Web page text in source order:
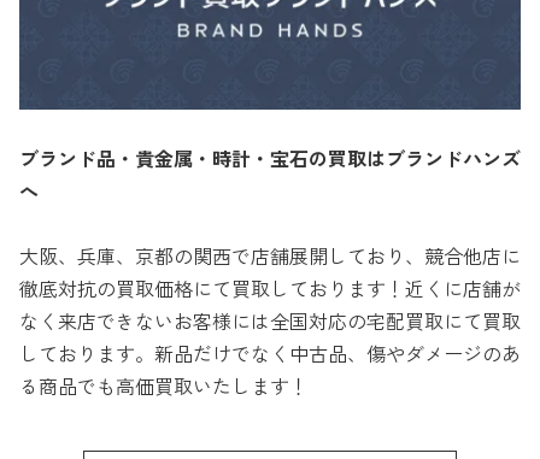
ブランド品・貴金属・時計・宝石の買取はブランドハンズ
へ
大阪、兵庫、京都の関西で店舗展開しており、競合他店に
徹底対抗の買取価格にて買取しております！近くに店舗が
なく来店できないお客様には全国対応の宅配買取にて買取
しております。新品だけでなく中古品、傷やダメージのあ
る商品でも高価買取いたします！